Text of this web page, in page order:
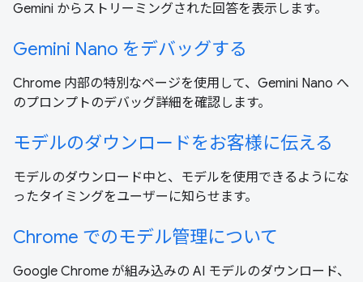
Gemini からストリーミングされた回答を表示します。
Gemini Nano をデバッグする
Chrome 内部の特別なページを使用して、Gemini Nano へ
のプロンプトのデバッグ詳細を確認します。
モデルのダウンロードをお客様に伝える
モデルのダウンロード中と、モデルを使用できるようにな
ったタイミングをユーザーに知らせます。
Chrome でのモデル管理について
Google Chrome が組み込みの AI モデルのダウンロード、